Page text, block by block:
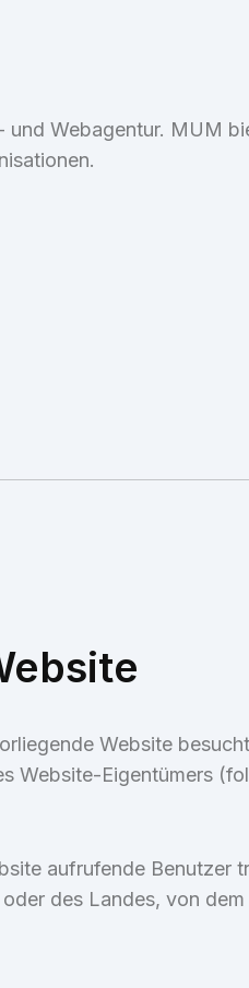
Webagentur. MUM
Website
Website-Eigentümers
aufrufende Benutzer
des Landes, von